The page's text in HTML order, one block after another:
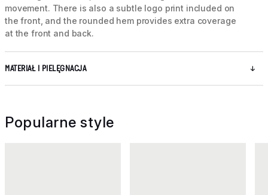
movement. There is also a subtle logo print included on
the front, and the rounded hem provides extra coverage
at the front and back.
MATERIAŁ I PIELĘGNACJA
Popularne style